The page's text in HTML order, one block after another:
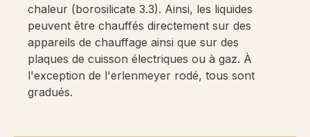
chaleur (borosilicate 3.3). Ainsi, les liquides
peuvent être chauffés directement sur des
appareils de chauffage ainsi que sur des
plaques de cuisson électriques ou à gaz. À
l'exception de l'erlenmeyer rodé, tous sont
gradués.